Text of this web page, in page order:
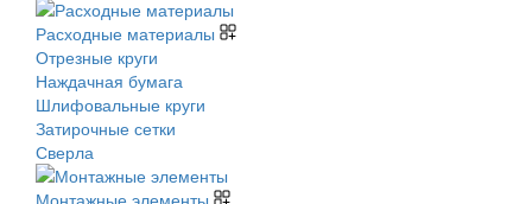
Расходные материалы
Отрезные круги
Наждачная бумага
Шлифовальные круги
Затирочные сетки
Сверла